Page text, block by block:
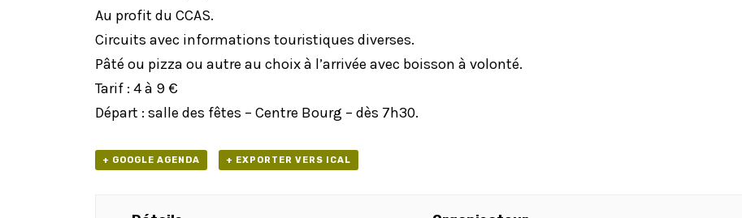
Au profit du CCAS.
Circuits avec informations touristiques diverses.
Pâté ou pizza ou autre au choix à l’arrivée avec boisson à volonté.
Tarif : 4 à 9 €
Départ : salle des fêtes – Centre Bourg – dès 7h30.
+ GOOGLE AGENDA + EXPORTER VERS ICAL